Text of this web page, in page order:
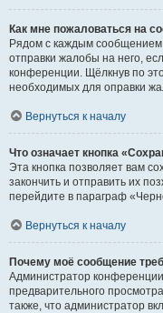
Как мне пожаловаться на
Рядом с каждым сообщением
отправки жалобы на него,
конференции. Щёлкнув по
необходимых для оправки
Вернуться к началу
Что означает кнопка
Эта кнопка позволяет вам
закончить и отправить их
перейдите в параграф
Вернуться к началу
Почему моё сообщение
Администратор
предварительного
также, что администратор